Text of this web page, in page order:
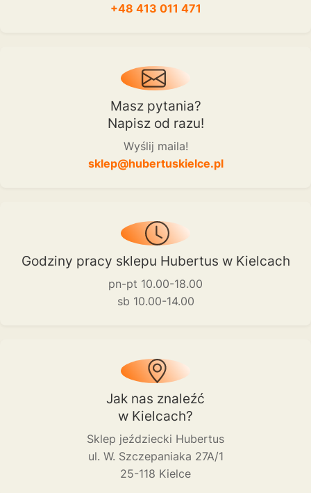
+48 413 011 471
Masz pytania?
Napisz od razu!
Wyślij maila!
sklep@hubertuskielce.pl
Godziny pracy sklepu Hubertus w Kielcach
pn-pt 10.00-18.00
sb 10.00-14.00
Jak nas znaleźć
w Kielcach?
Sklep jeździecki Hubertus
ul. W. Szczepaniaka 27A/1
25-118 Kielce